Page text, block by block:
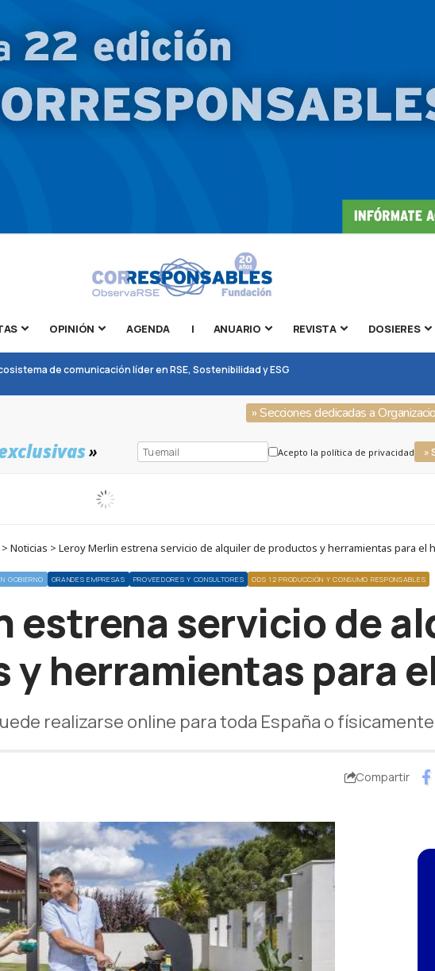
OPINIÓN AGENDA | ANUARIO REVISTA DOSIERES
de comunicación líder en RSE, Sostenibilidad y ESG
» Secciones dedicadas a
» Acepto la política de privacidad »
Noticias > Leroy Merlin estrena servicio de alquiler de productos y herramientas para el
GOBIERNO GRANDES EMPRESAS PROVEEDORES Y CONSULTORES ODS 12 PRODUCCIÓN Y CONSUMO RESPONSABLES
estrena servicio de
y herramientas para
realizarse online para toda España o
Compartir